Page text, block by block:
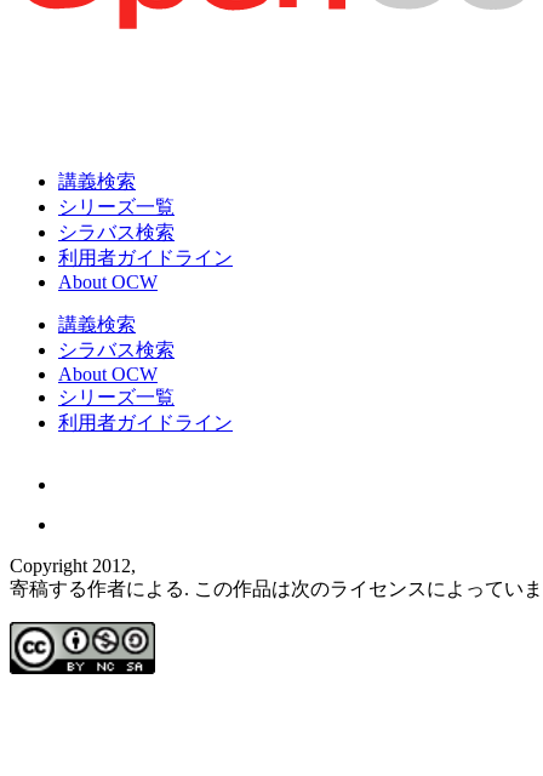
講義検索
シリーズ一覧
シラバス検索
利用者ガイドライン
About OCW
講義検索
シラバス検索
About OCW
シリーズ一覧
利用者ガイドライン
Copyright 2012,
寄稿する作者による. この作品は次のライセンスによってい